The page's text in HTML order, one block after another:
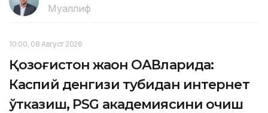
Муаллиф
10:00, 08 Август 2026
Қозоғистон жаҳон ОАВларида:
Каспий денгизи тубидан интернет
ўтказиш, PSG академиясини очиш